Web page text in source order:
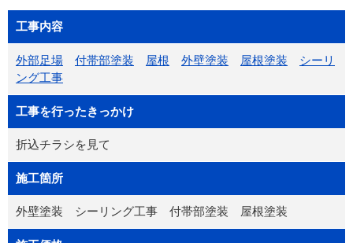
工事内容
外部足場 付帯部塗装 屋根 外壁塗装 屋根塗装
シーリ
ング工事
工事を行ったきっかけ
折込チラシを見て
施工箇所
外壁塗装 シーリング工事 付帯部塗装 屋根塗装